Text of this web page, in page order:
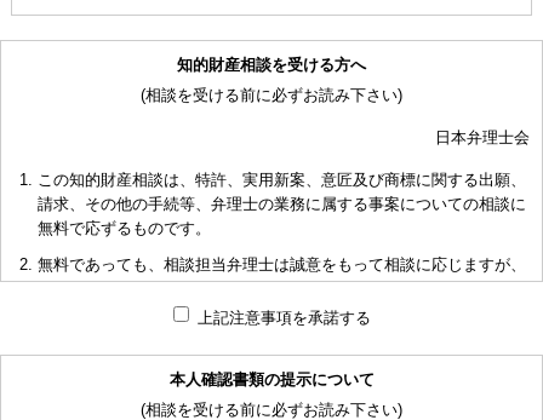
知的財産相談を受ける方へ
(相談を受ける前に必ずお読み下さい)
日本弁理士会
この知的財産相談は、特許、実用新案、意匠及び商標に関する出願、
請求、その他の手続等、弁理士の業務に属する事案についての相談に
無料で応ずるものです。
無料であっても、相談担当弁理士は誠意をもって相談に応じますが、
もありますことを予めご了承下さい。
め、相談内容について、相談担当弁理士も当会も法的責任を負うもの
ではないことを予めご了承下さい。
上記注意事項を承諾する
本人確認書類の提示について
(相談を受ける前に必ずお読み下さい)